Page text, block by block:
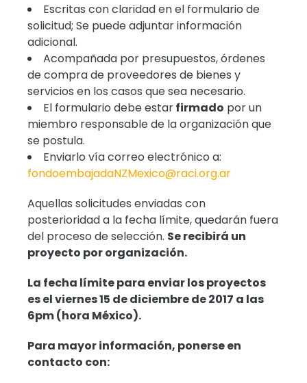
Escritas con claridad en el formulario de
solicitud; Se puede adjuntar información
adicional.
Acompañada por presupuestos, órdenes
de compra de proveedores de bienes y
servicios en los casos que sea necesario.
El formulario debe estarfirmado por un
miembro responsable de la organización que
se postula.
Enviarlo vía correo electrónico a:
fondoembajadaNZMexico@raci.org.ar
Aquellas solicitudes enviadas con
posterioridad a la fecha límite, quedarán fuera
del proceso de selección. Se recibirá un
proyecto por organización.
La fecha límite para enviar los proyectos
es el viernes 15 de diciembre de 2017 a las
6pm (hora México).
Para mayor información, ponerse en
contacto con: